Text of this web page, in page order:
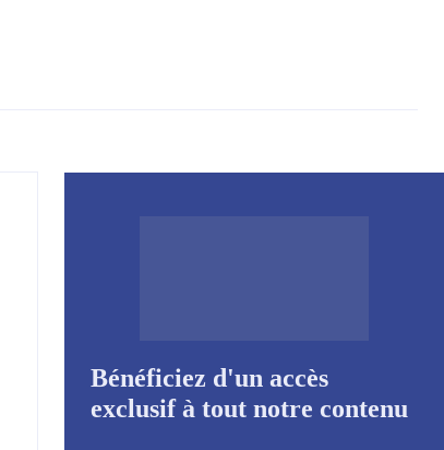
Bénéficiez d'un accès
exclusif à tout notre contenu